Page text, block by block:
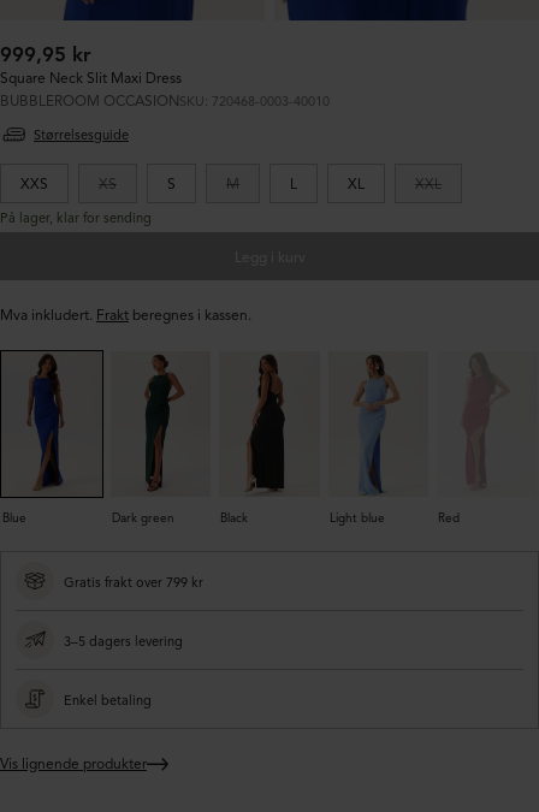
Ordinær
pris:
999,95 kr
Square Neck Slit Maxi Dress
BUBBLEROOM OCCASIONSKU: 720468-0003-40010
Størrelsesguide
XXS XS S M L XL XXL
På lager, klar for sending
Mva inkludert. Frakt beregnes i kassen.
Red
Blue Dark green Black Light blue
Gratis frakt over 799 kr
3–5 dagers levering
Enkel betaling
Vis lignende produkter